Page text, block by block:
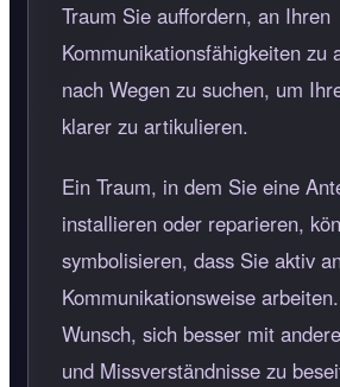
Traum Sie auffordern, an Ihren
Kommunikationsfähigkeiten zu
nach Wegen zu suchen, um
klarer zu artikulieren.
Ein Traum, in dem Sie eine
installieren oder reparieren,
symbolisieren, dass Sie aktiv
Kommunikationsweise
Wunsch, sich besser mit
und Missverständnisse zu